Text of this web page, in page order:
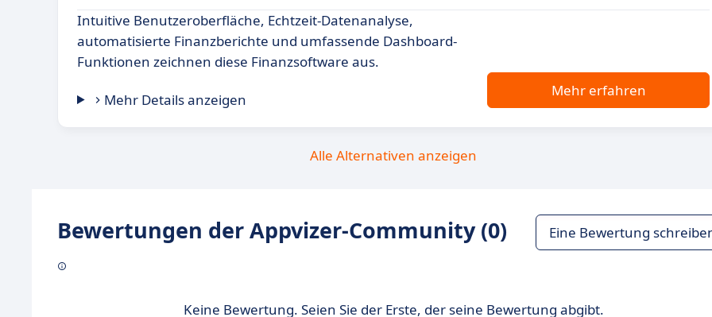
Intuitive Benutzeroberfläche, Echtzeit-Datenanalyse,
automatisierte Finanzberichte und umfassende Dashboard-
Funktionen zeichnen diese Finanzsoftware aus.
Mehr Details anzeigen
Mehr erfahren
Alle Alternativen anzeigen
Bewertungen der Appvizer-Community (0) Eine Bewertung
Keine Bewertung. Seien Sie der Erste, der seine Bewertung abgibt.